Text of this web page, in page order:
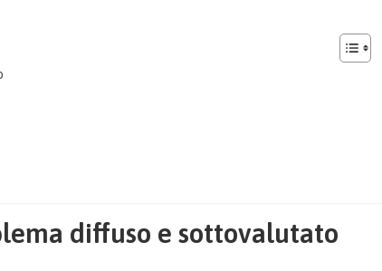
diffuso e sottovalutato